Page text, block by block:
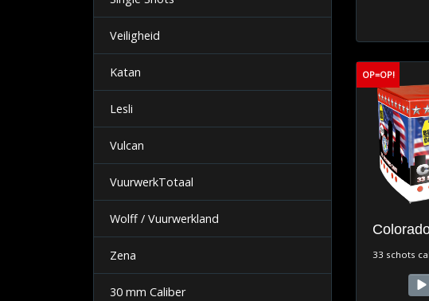
Veiligheid
Katan
Lesli
Vulcan
VuurwerkTotaal
Wolff / Vuurwerkland
Zena
30 mm Caliber
OP=OP!
33 schots